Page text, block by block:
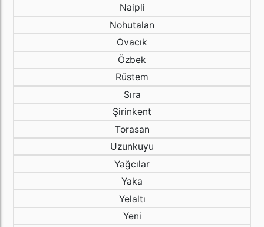
Naipli
Nohutalan
Ovacık
Özbek
Rüstem
Sıra
Şirinkent
Torasan
Uzunkuyu
Yağcılar
Yaka
Yelaltı
Yeni